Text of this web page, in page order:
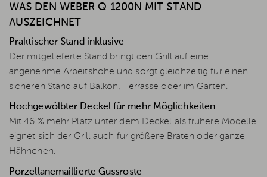
WAS DEN WEBER Q 1200N MIT STAND
AUSZEICHNET
Praktischer Stand inklusive
Der mitgelieferte Stand bringt den Grill auf eine
angenehme Arbeitshöhe und sorgt gleichzeitig für einen
sicheren Stand auf Balkon, Terrasse oder im Garten.
Hochgewölbter Deckel für mehr Möglichkeiten
Mit 46 % mehr Platz unter dem Deckel als frühere Modelle
eignet sich der Grill auch für größere Braten oder ganze
Hähnchen.
Porzellanemaillierte Gussroste